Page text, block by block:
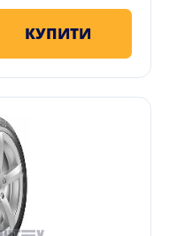
КУПИТИ